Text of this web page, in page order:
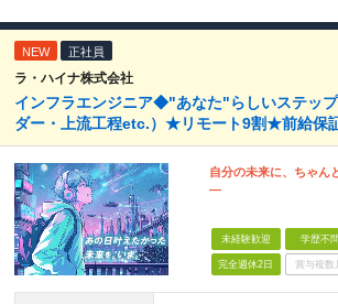
NEW 正社員
ラ・ハイナ株式会社
インフラエンジニア◆"あなた"らしいステッ
ダー・上流工程etc.）★リモート9割★前給保
自分の未来に、ちゃん
―
未経験歓迎 学歴不問
完全週休2日 賞与複数